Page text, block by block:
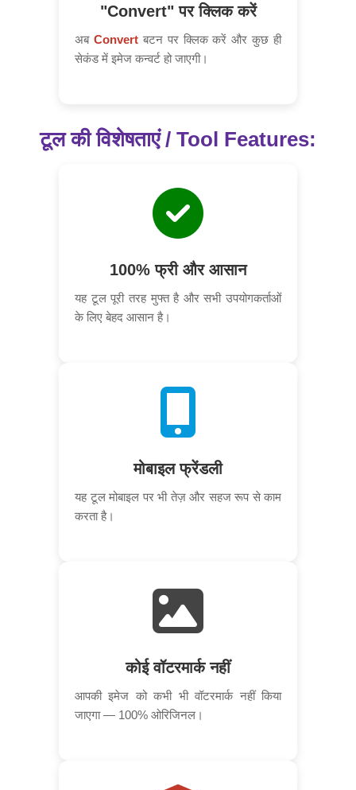
"Convert" पर क्लिक करें
अब Convertबटन पर क्लिक करें और कुछ ही
सेकंड में इमेज कन्वर्ट हो जाएगी।
टूल की विशेषताएं / Tool Features:
100% फ्री और आसान
यह टूल पूरी तरह मुफ्त है और सभी उपयोगकर्ताओं
के लिए बेहद आसान है।
मोबाइल फ्रेंडली
यह टूल मोबाइल पर भी तेज़ और सहज रूप से काम
करता है।
कोई वॉटरमार्क नहीं
आपकी इमेज को कभी भी वॉटरमार्क नहीं किया
जाएगा — 100% ओरिजिनल।